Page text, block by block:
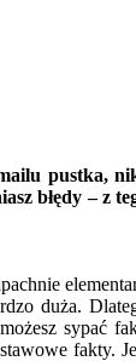
pustka,
błędy – z
duża.
sypać
fakty.